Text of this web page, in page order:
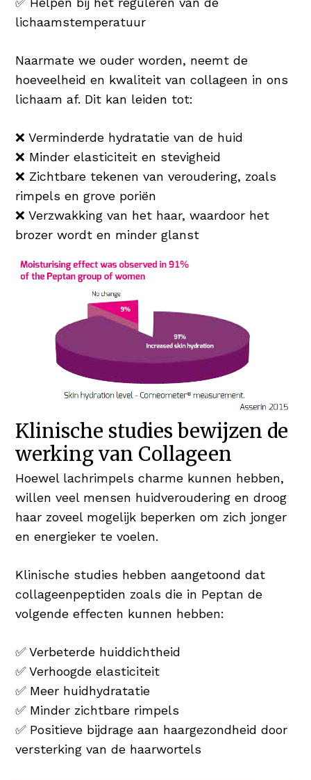
lichaamstemperatuur
Naarmate we ouder worden, neemt de
hoeveelheid en kwaliteit van collageen in ons
lichaam af. Dit kan leiden tot:
❌ Verminderde hydratatie van de huid
❌ Minder elasticiteit en stevigheid
❌ Zichtbare tekenen van veroudering, zoals
rimpels en grove poriën
❌ Verzwakking van het haar, waardoor het
brozer wordt en minder glanst
Klinische studies bewijzen de
werking van Collageen
Hoewel lachrimpels charme kunnen hebben,
willen veel mensen huidveroudering en droog
haar zoveel mogelijk beperken om zich jonger
en energieker te voelen.
Klinische studies hebben aangetoond dat
collageenpeptiden zoals die in Peptan de
volgende effecten kunnen hebben:
✅ Verbeterde huiddichtheid
✅ Verhoogde elasticiteit
✅ Meer huidhydratatie
✅ Minder zichtbare rimpels
✅ Positieve bijdrage aan haargezondheid door
versterking van de haarwortels